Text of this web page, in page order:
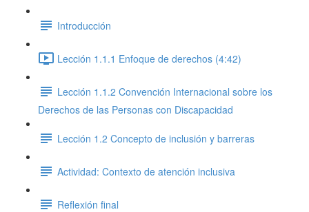
Introducción
Lección 1.1.1 Enfoque de derechos (4:42)
Lección 1.1.2 Convención Internacional sobre los
Derechos de las Personas con Discapacidad
Lección 1.2 Concepto de inclusión y barreras
Actividad: Contexto de atención inclusiva
Reflexión final